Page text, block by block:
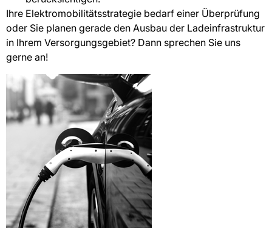
Ihre Elektromobilitätsstrategie bedarf einer Überprüfung
oder Sie planen gerade den Ausbau der Ladeinfrastruktur
in Ihrem Versorgungsgebiet? Dann sprechen Sie uns
gerne an!